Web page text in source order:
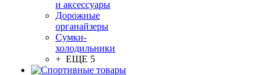
и аксессуары
Дорожные
органайзеры
Сумки-
холодильники
+ ЕЩЕ 5